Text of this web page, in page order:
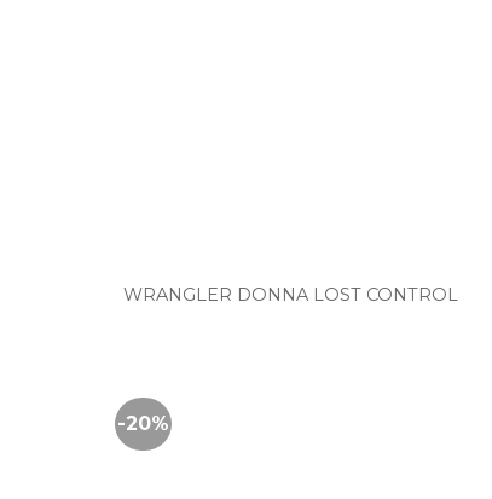
WRANGLER DONNA LOST CONTROL
-20%